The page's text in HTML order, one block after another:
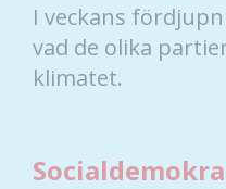
I veckans
vad de olika
klimatet.